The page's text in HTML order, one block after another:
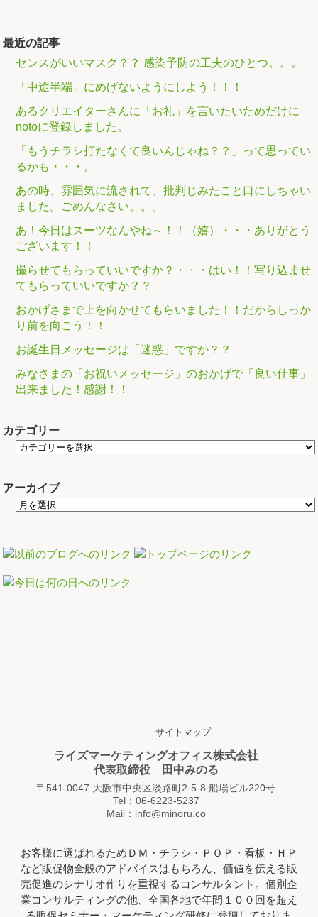
最近の記事
センスがいいマスク？？ 感染予防の工夫のひとつ。。。
「中途半端」にめげないようにしよう！！！
あるクリエイターさんに「お礼」を言いたいためだけに
notoに登録しました。
「もうチラシ打たなくて良いんじゃね？？」って思ってい
るかも・・・。
あの時、雰囲気に流されて、批判じみたこと口にしちゃい
ました。ごめんなさい。。。
あ！今日はスーツなんやね～！！（嬉）・・・ありがとう
ございます！！
撮らせてもらっていいですか？・・・はい！！写り込ませ
てもらっていいですか？？
おかげさまで上を向かせてもらいました！！だからしっか
り前を向こう！！
お誕生日メッセージは「迷惑」ですか？？
みなさまの「お祝いメッセージ」のおかげで「良い仕事」
出来ました！感謝！！
カテゴリー
アーカイブ
サイトマップ
ライズマーケティングオフィス株式会社
代表取締役 田中みのる
〒541-0047 大阪市中央区淡路町2-5-8 船場ビル220号
Tel：06-6223-5237
Mail：info@minoru.co
お客様に選ばれるためＤＭ・チラシ・ＰＯＰ・看板・ＨＰ
など販促物全般のアドバイスはもちろん、価値を伝える販
売促進のシナリオ作りを重視するコンサルタント。個別企
業コンサルティングの他、全国各地で年間１００回を超え